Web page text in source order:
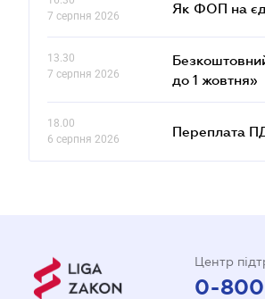
7 серпня 2026
Як ФОП на
13.30
7 серпня 2026
до 1 жовтня»
18.00
6 серпня 2026
Переплата
Центр
0-